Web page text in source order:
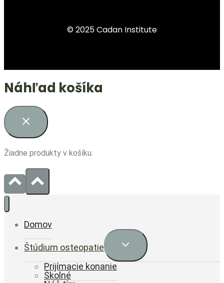
© 2025 Cadan Institute
Náhľad košíka
Žiadne produkty v košíku.
Domov
Štúdium osteopatie
Expand
Prijímacie konanie
Školné